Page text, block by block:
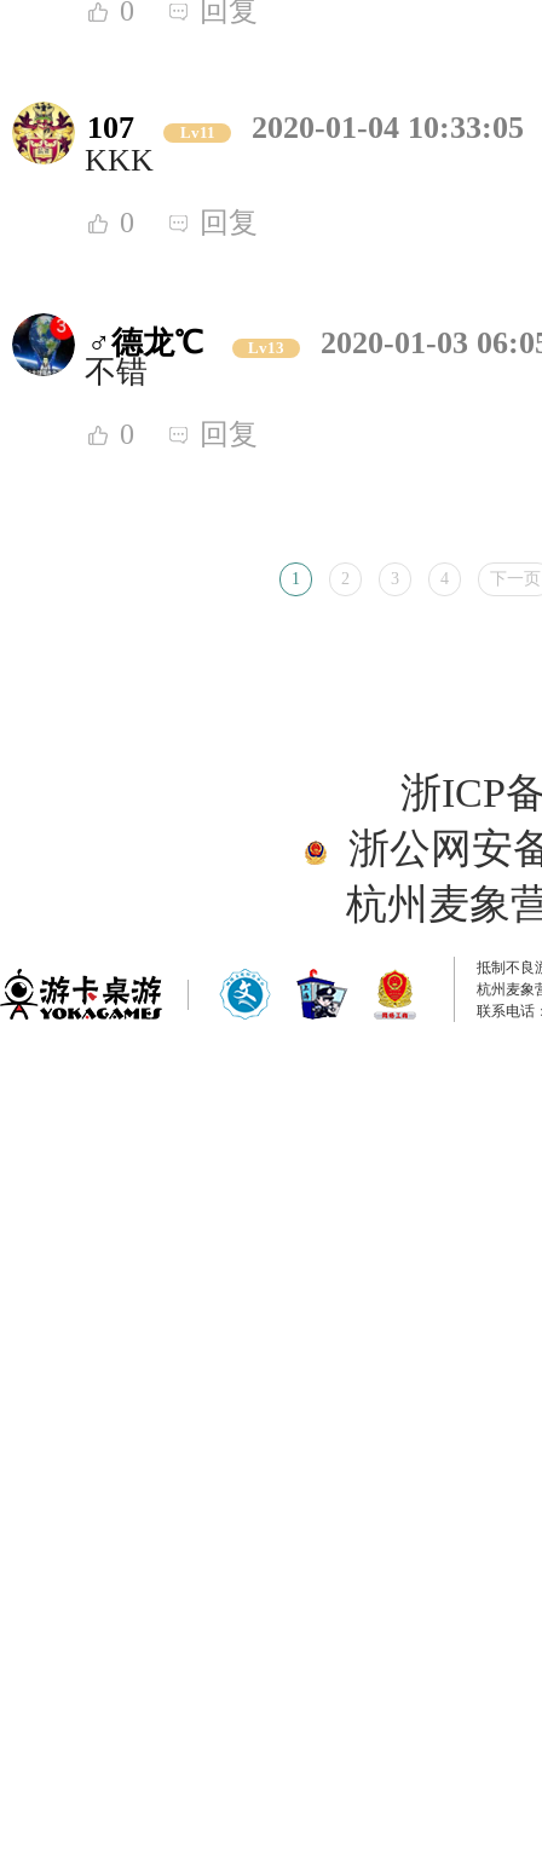
0 回复
107 Lv11
2020-01-04 10:33:05
KKK
0 回复
♂德龙℃ Lv13
2020-01-03
不错
0 回复
1 2 3 4 下一页
浙ICP
浙公网安
杭州麦象
抵制不良
杭州麦象
联系电话